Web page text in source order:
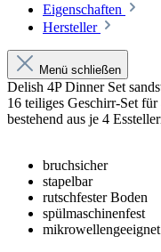
Eigenschaften
Hersteller
Menü schließen
Delish 4P Dinner Set
16 teiliges Geschirr-Set für
bestehend aus je 4
bruchsicher
stapelbar
rutschfester Boden
spülmaschinenfest
mikrowellengeeignet